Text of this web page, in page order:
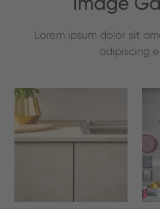
Lorem ipsum dolor sit
adipiscing